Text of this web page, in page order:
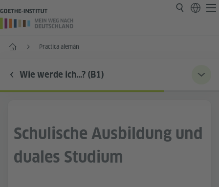
Inicio Practica alemán
Wie werde ich…? (B1)
Schulische Ausbildung und
duales Studium